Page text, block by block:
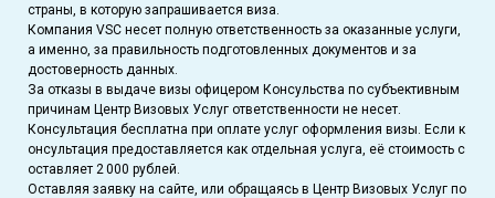
страны, в которую запрашивается виза.
Компания VSC несет полную ответственность за оказанные услуги,
а именно, за правильность подготовленных документов и за
достоверность данных.
За отказы в выдаче визы офицером Консульства по субъективным
причинам Центр Визовых Услуг ответственности не несет.
Консультация бесплатна при оплате услуг оформления визы. Если к
онсультация предоставляется как отдельная услуга, её стоимость с
оставляет 2 000 рублей.
Оставляя заявку на сайте, или обращаясь в Центр Визовых Услуг по